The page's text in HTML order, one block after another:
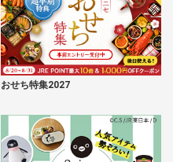
おせち特集2027